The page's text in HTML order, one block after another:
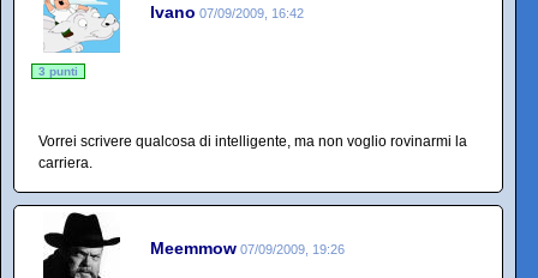
Ivano 07/09/2009, 16:42
3 punti
Vorrei scrivere qualcosa di intelligente, ma non voglio rovinarmi la
carriera.
Meemmow 07/09/2009, 19:26